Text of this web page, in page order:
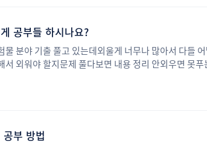
공부들 하시나요?
물 분야 기출 풀고 있는데외울게 너무나 많아서 다들
서 외워야 할지문제 풀다보면 내용 정리 안외우면 못
부 방법